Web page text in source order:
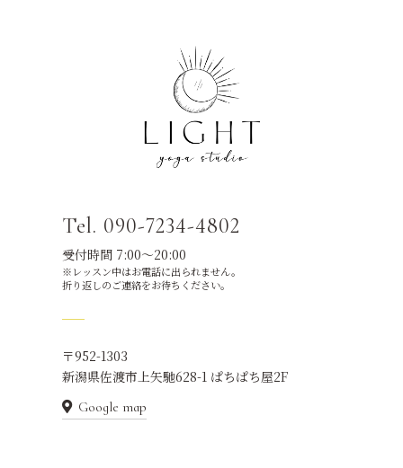
Tel. 090-7234-4802
受付時間 7:00～20:00
※レッスン中はお電話に出られません。
折り返しのご連絡をお待ちください。
〒952-1303
新潟県佐渡市上矢馳628-1 ぱちぱち屋2F
Google map